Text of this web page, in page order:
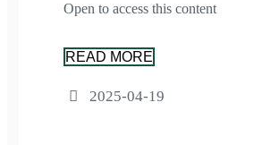
Open to access this content
READ MORE
2025-04-19